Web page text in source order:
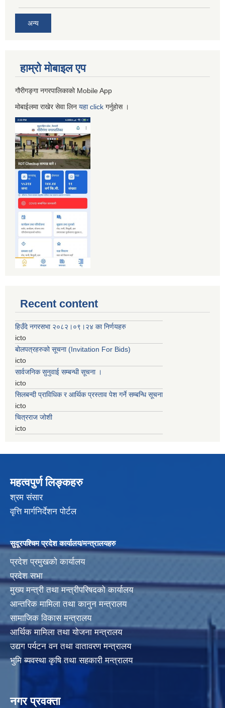
अन्य
हाम्रो माेबाइल एप
गौरीगङ्गा नगरपालिकाको Mobile App
मोबाईलमा राखेर सेवा लिन यहाclick गर्नुहाेस ।
Recent content
हिउँदे नगरसभा २०८२।०९।२४ का निर्णयहरु
icto
बोलपत्रहरुको सूचना (Invitation For Bids)
icto
सार्वजनिक सुनुवाई सम्बन्धी सूचना ।
icto
सिलबन्दी प्राविधिक र आर्थिक प्रस्ताव पेश गर्ने सम्बन्धि सूचना
icto
चित्रराज जोशी
icto
महत्वपुर्ण लिङ्कहरु
श्रम संसार
वृत्ति मार्गनिर्देशन पोर्टल
सुदूरपश्चिम प्रदेश कार्यालय/मन्त्रालयहरु
प्रदेश प्रमुखको कार्यालय
प्रदेश सभा
मुख्य मन्त्री तथा मन्त्रीपरिषदको कार्यालय
आन्तरिक मामिला तथा कानुन मन्त्रालय
सामाजिक विकास मन्त्रालय
आर्थिक मामिला तथा योजना मन्त्रालय
उद्यग पर्यटन वन तथा वातावरण मन्त्रालय
भुमि ब्यवस्था कृषि तथा सहकारी मन्त्रालय
नगर प्रवक्ता